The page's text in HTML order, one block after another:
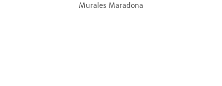
Murales Maradona